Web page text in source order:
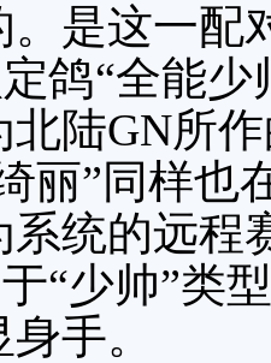
是这一配
鸽“全能
北陆GN所
丽”同样也
系统的远程
“少帅”类
手。